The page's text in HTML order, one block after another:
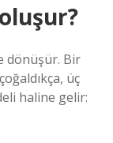
dönüşür. Bir
üç
haline gelir: